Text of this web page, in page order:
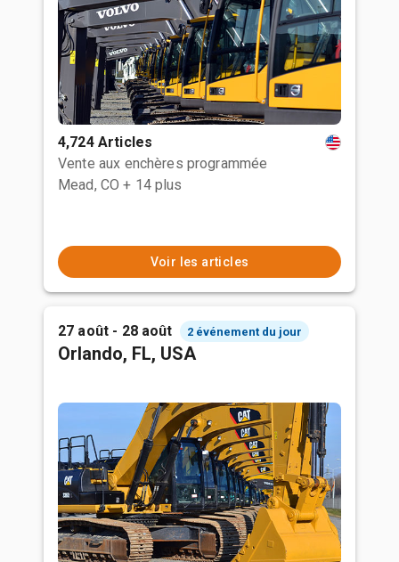
4,724 Articles
Vente aux enchères programmée
Mead, CO + 14 plus
Voir les articles
27 août - 28 août 2 événement du jour
Orlando, FL, USA